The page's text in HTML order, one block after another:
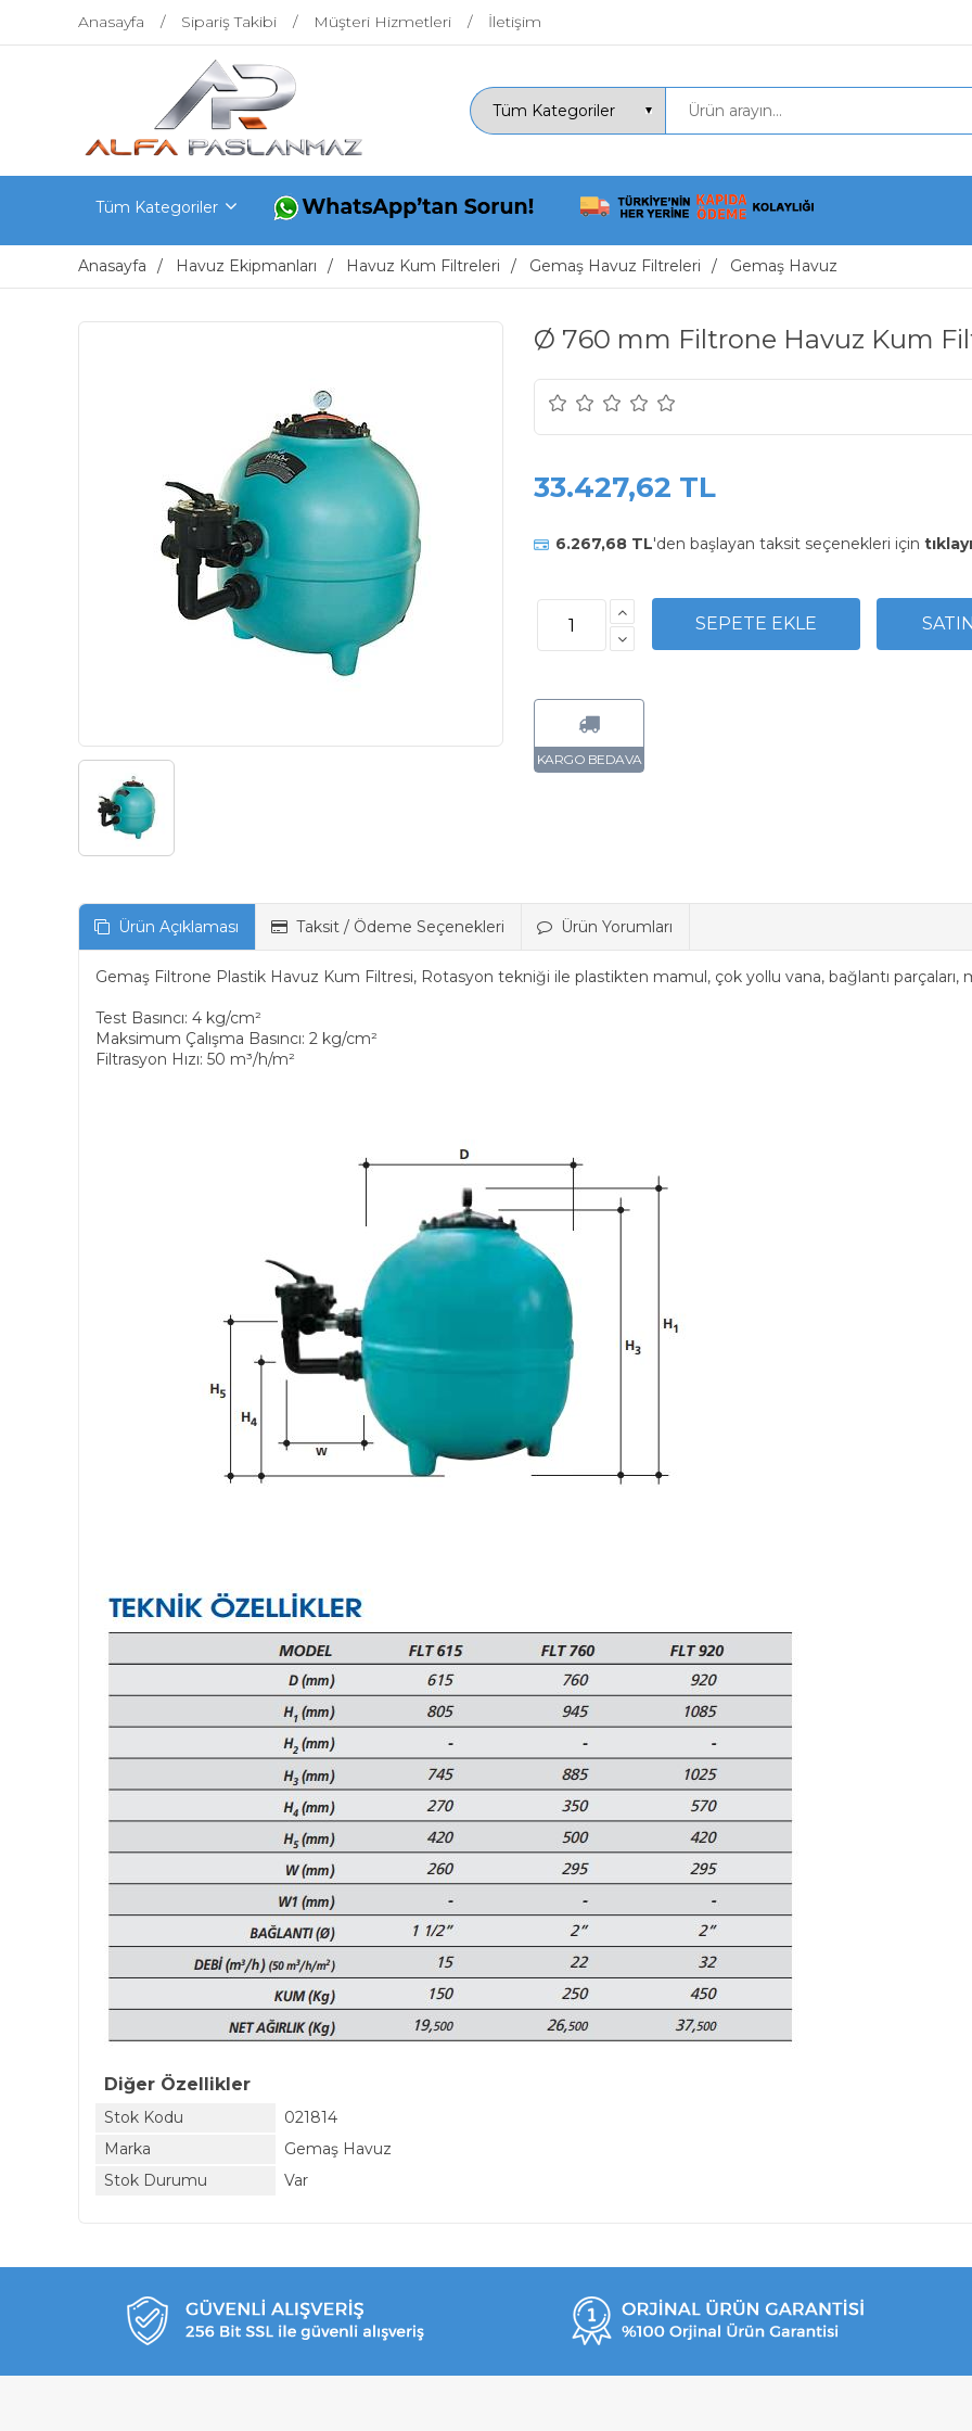
Anasayfa Sipariş Takibi Müşteri Hizmetleri İletişim
Tüm Kategoriler
Anasayfa Havuz Ekipmanları Havuz Kum Filtreleri Gemaş Havuz Filtreleri Gemaş Havuz
Ø 760 mm Filtrone Havuz Kum
33.427,62 TL
6.267,68 TL'den başlayan taksit seçenekleri için
Ürün Açıklaması Taksit / Ödeme Seçenekleri Ürün Yorumları
Gemaş Filtrone Plastik Havuz Kum Filtresi, Rotasyon tekniği ile plastikten mamul, çok yollu vana, bağlantı
Test Basıncı: 4 kg/cm²
Maksimum Çalışma Basıncı: 2 kg/cm²
Filtrasyon Hızı: 50 m³/h/m²
Diğer Özellikler
Stok Kodu
021814
Marka
Gemaş Havuz
Stok Durumu
Var